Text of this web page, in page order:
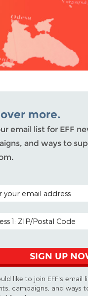
more.
email list for EFF
and ways to
CODE (OPTIONAL)
SIGN UP
like to join EFF's email
campaigns, and ways